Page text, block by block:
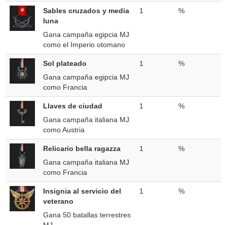
Sables cruzados y media
luna
Gana campaña egipcia MJ
como el Imperio otomano
1 %
Sol plateado
Gana campaña egipcia MJ
como Francia
1 %
Llaves de ciudad
Gana campaña italiana MJ
como Austria
1 %
Relicario bella ragazza
Gana campaña italiana MJ
como Francia
1 %
Insignia al servicio del
veterano
Gana 50 batallas terrestres
1 %